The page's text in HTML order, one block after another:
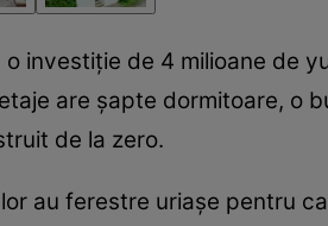
investiţie de 4 milioane de
are şapte dormitoare, o
de la zero.
au ferestre uriaşe pentru